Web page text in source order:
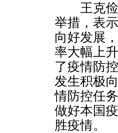
王克俭
举措，表
向好发展
率大幅上
了疫情防
发生积极
情防控任
做好本国
胜疫情。